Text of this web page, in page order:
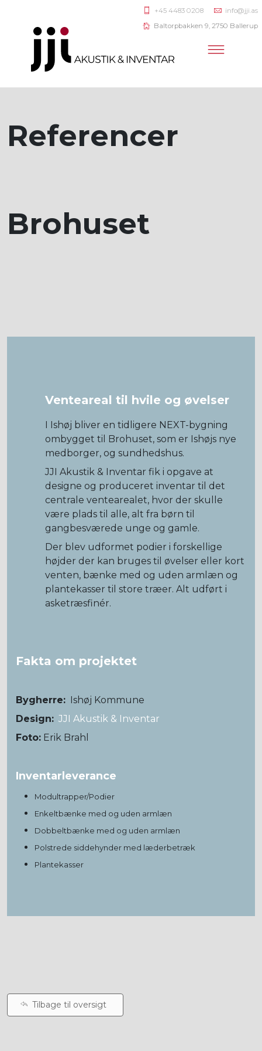
+45 4483 0208
info@jji.as
Baltorpbakken 9, 2750 Ballerup
Referencer
Brohuset
Venteareal til hvile og øvelser
I Ishøj bliver en tidligere NEXT-bygning
ombygget til Brohuset, som er Ishøjs nye
medborger, og sundhedshus.
JJI Akustik & Inventar fik i opgave at
designe og produceret inventar til det
centrale ventearealet, hvor der skulle
være plads til alle, alt fra børn til
gangbesværede unge og gamle.
Der blev udformet podier i forskellige
højder der kan bruges til øvelser eller kort
venten, bænke med og uden armlæn og
plantekasser til store træer. Alt udført i
asketræsfinér.
Fakta om projektet
Bygherre: Ishøj Kommune
Design: JJI Akustik & Inventar
Foto: Erik Brahl
Inventarleverance
Modultrapper/Podier
Enkeltbænke med og uden armlæn
Dobbeltbænke med og uden armlæn
Polstrede siddehynder med læderbetræk
Plantekasser
Tilbage til oversigt